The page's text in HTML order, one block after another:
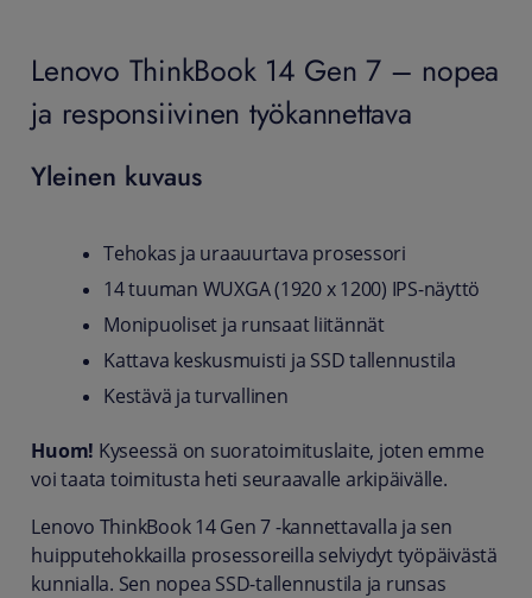
Lenovo ThinkBook 14 Gen 7 – nopea
ja responsiivinen työkannettava
Yleinen kuvaus
Tehokas ja uraauurtava prosessori
14 tuuman WUXGA (1920 x 1200) IPS-näyttö
Monipuoliset ja runsaat liitännät
Kattava keskusmuisti ja SSD tallennustila
Kestävä ja turvallinen
Huom! Kyseessä on suoratoimituslaite, joten emme
voi taata toimitusta heti seuraavalle arkipäivälle.
Lenovo ThinkBook 14 Gen 7 -kannettavalla ja sen
huipputehokkailla prosessoreilla selviydyt työpäivästä
kunnialla. Sen nopea SSD-tallennustila ja runsas